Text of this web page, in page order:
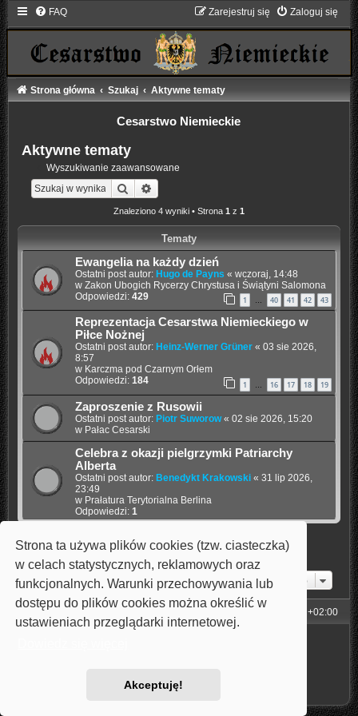
Strona ta używa plików cookies (tzw. ciasteczka)
w celach statystycznych, reklamowych oraz
funkcjonalnych. Warunki przechowywania lub
dostępu do plików cookies można określić w
ustawieniach przeglądarki internetowej.
Akceptuję!
FAQ Zaloguj się
Zarejestruj się
Strona główna Szukaj Aktywne tematy
Cesarstwo Niemieckie
Aktywne tematy
Wyszukiwanie zaawansowane
Szukaj
Znaleziono 4 wyniki • Strona 1 z 1
Tematy
Ewangelia na każdy dzień
Ostatni post autor: Hugo de Payns « wczoraj, 14:48
w Zakon Ubogich Rycerzy Chrystusa i Świątyni Salomona
Odpowiedzi: 429 1 … 40 41 42 43
Reprezentacja Cesarstwa Niemieckiego w
Piłce Nożnej
Ostatni post autor: Heinz-Werner Grüner« 03 sie 2026,
8:57
w Karczma pod Czarnym Orłem
Odpowiedzi: 184 1 … 16 17 18 19
Zaproszenie z Rusowii
Ostatni post autor: Piotr Suworow« 02 sie 2026, 15:20
w Pałac Cesarski
Celebra z okazji pielgrzymki Patriarchy
Alberta
Ostatni post autor: Benedykt Krakowski« 31 lip 2026,
23:49
w Prałatura Terytorialna Berlina
Odpowiedzi: 1
Znaleziono 4 wyniki • Strona 1z1
Przejdź do
Strona główna UTC+02:00